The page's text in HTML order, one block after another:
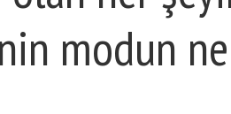
modun